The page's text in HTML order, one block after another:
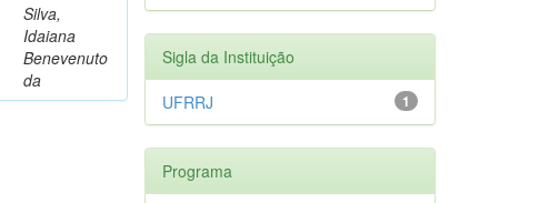
Silva,
Idaiana
Benevenuto
da
Sigla da Instituição
1
UFRRJ
Programa